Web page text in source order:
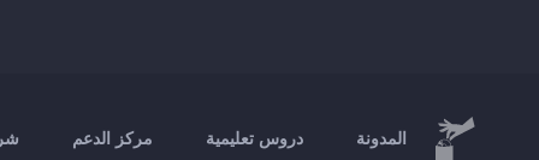
المدونة دروس تعليمية مركز الدعم